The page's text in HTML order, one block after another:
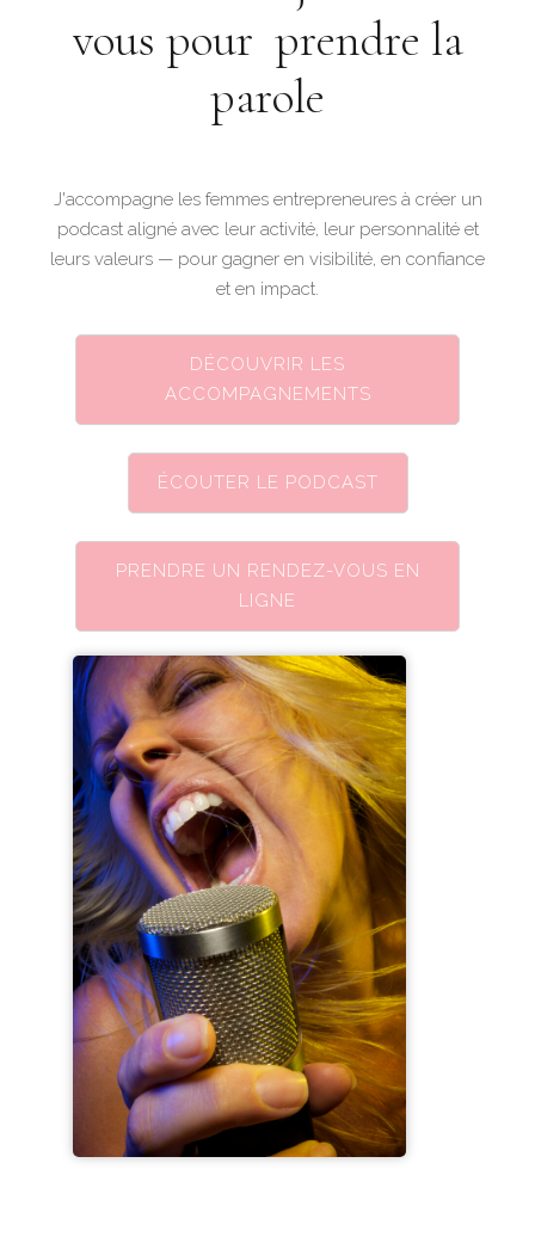
vous pour prendre la
parole
J'accompagne les femmes entrepreneures à créer un
podcast aligné avec leur activité, leur personnalité et
leurs valeurs — pour gagner en visibilité, en confiance
et en impact.
DÉCOUVRIR LES
ACCOMPAGNEMENTS
ÉCOUTER LE PODCAST
PRENDRE UN RENDEZ-VOUS EN
LIGNE